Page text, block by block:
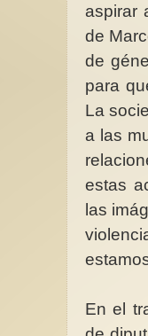
aspirar
de
de
para
La
a las
estas
las
En el